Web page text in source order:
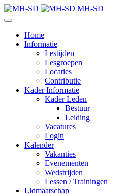
MH-SD
Home
Informatie
Lestijden
Lesgroepen
Locaties
Contributie
Kader Informatie
Kader Leden
Bestuur
Leiding
Vacatures
Login
Kalender
Vakanties
Evenementen
Wedstrijden
Lessen / Trainingen
Lidmaatschap